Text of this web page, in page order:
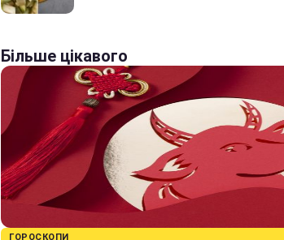
Більше цікавого
ГОРОСКОПИ